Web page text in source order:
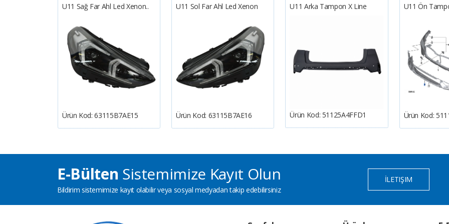
U11 Sağ Far Ahl Led Xenon..
Ürün Kod:63115B7AE15
U11 Sol Far Ahl Led Xenon
Ürün Kod: 63115B7AE16
U11 Arka Tampon X Line
Ürün Kod: 51125A4FFD1
U11 Ön
Ürün Kod:
E-Bülten Sistemimize Kayıt Olun
Bildirim sistemimize kayıt olabilir veya sosyal medyadan takip edebilirsiniz
İLETIŞIM